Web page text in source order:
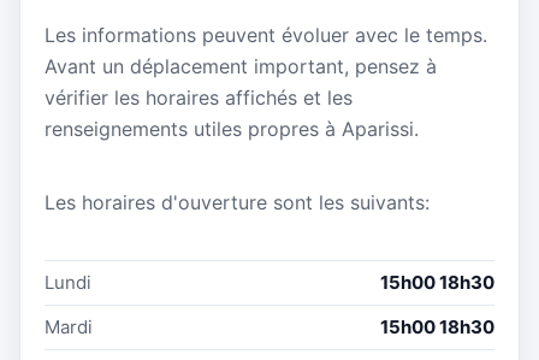
Les informations peuvent évoluer avec le temps.
Avant un déplacement important, pensez à
vérifier les horaires affichés et les
renseignements utiles propres à Aparissi.
Les horaires d'ouverture sont les suivants:
Lundi
15h00 18h30
Mardi
15h00 18h30